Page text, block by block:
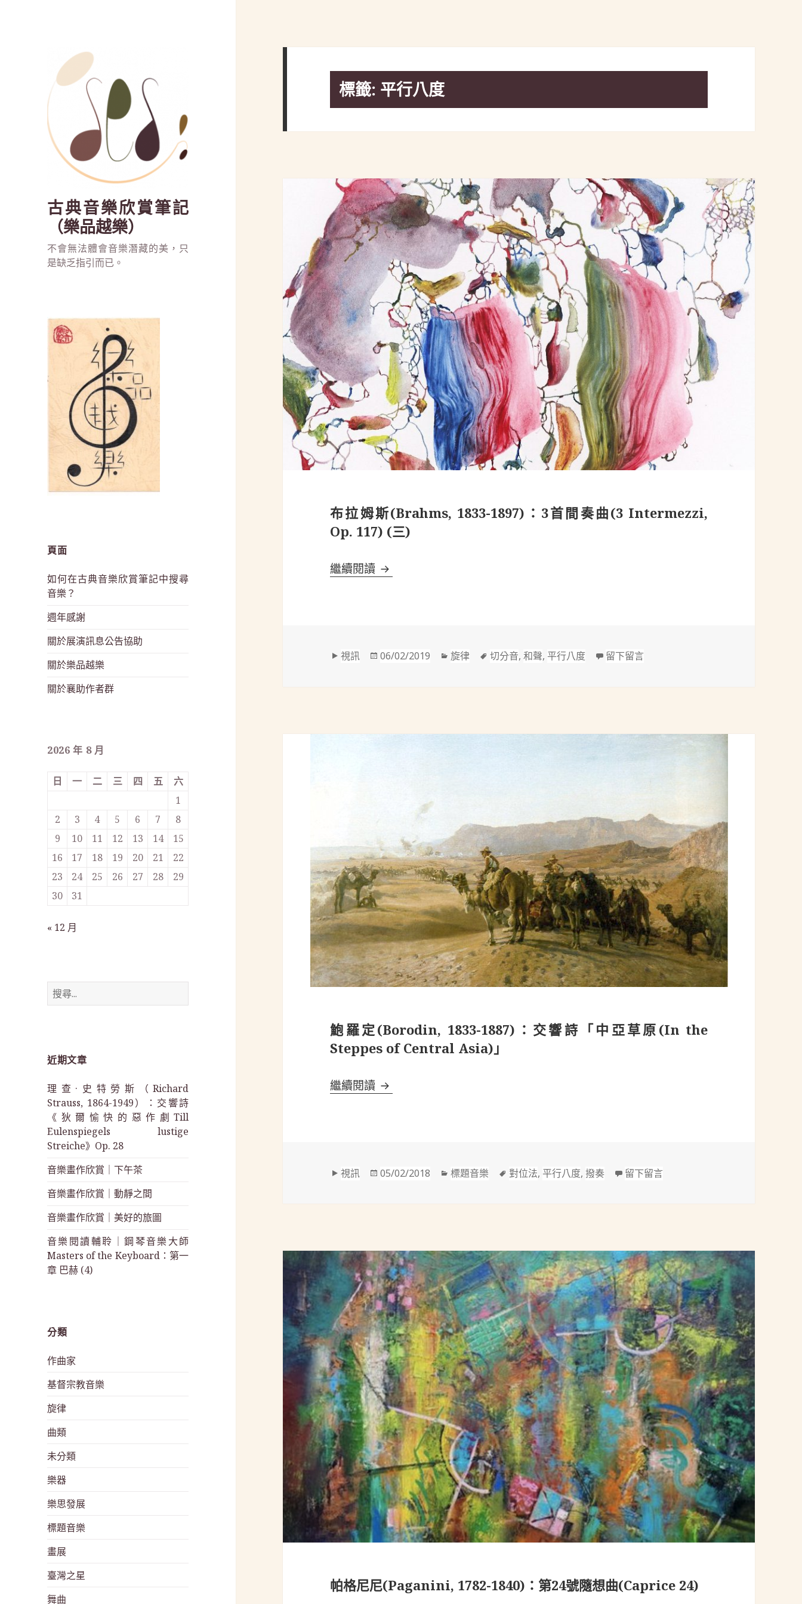
古典音樂欣賞筆記
（樂品越樂）
不會無法體會音樂潛藏的美，只
是缺乏指引而已。
頁面
如何在古典音樂欣賞筆記中搜尋
音樂？
週年感謝
關於展演訊息公告協助
關於樂品越樂
關於襄助作者群
2026 年 8 月
日 一 二 三 四 五
六
1
2
3 4 5 6 7
8
9
10 11 12 13 14
15
16
17 18 19 20 21
22
23
24 25 26 27 28
29
30
31
« 12 月
搜
尋
近期文章
理查·史特勞斯（Richard
Strauss, 1864-1949）：交響詩
《狄爾愉快的惡作劇Till
Eulenspiegels lustige
Streiche》Op. 28
音樂畫作欣賞｜下午茶
音樂畫作欣賞｜動靜之間
音樂畫作欣賞｜美好的旅圖
音樂閱讀輔聆｜鋼琴音樂大師
Masters of the Keyboard：第一
章 巴赫 (4)
分類
作曲家
基督宗教音樂
旋律
曲類
未分類
樂器
樂思發展
標題音樂
畫展
臺灣之星
舞曲
標籤: 平行八度
布拉姆斯(Brahms, 1833-1897)：3首間奏曲(3 Intermezzi,
Op. 117) (三)
繼續閱讀 布拉姆斯(Brahms, 1833-1897)：3首間奏曲(3 Intermezzi, Op. 117) (三)
格
視訊
發
06/02/2019
分
旋律
標
切分音,和聲,平行八度 留下留言在 布拉姆斯(Brahms, 1833-1897)：
鮑羅定(Borodin, 1833-1887)：交響詩「中亞草原(In the
Steppes of Central Asia)」
繼續閱讀 鮑羅定(Borodin, 1833-1887)：交響詩「中亞草原(In the Steppes of Central Asia)
格
視訊
發
05/02/2018
分
標題音樂
標
對位法,平行八度,撥奏 留下留言在 鮑羅定(Borodin, 1833-
帕格尼尼(Paganini, 1782-1840)：第24號隨想曲(Caprice 24)